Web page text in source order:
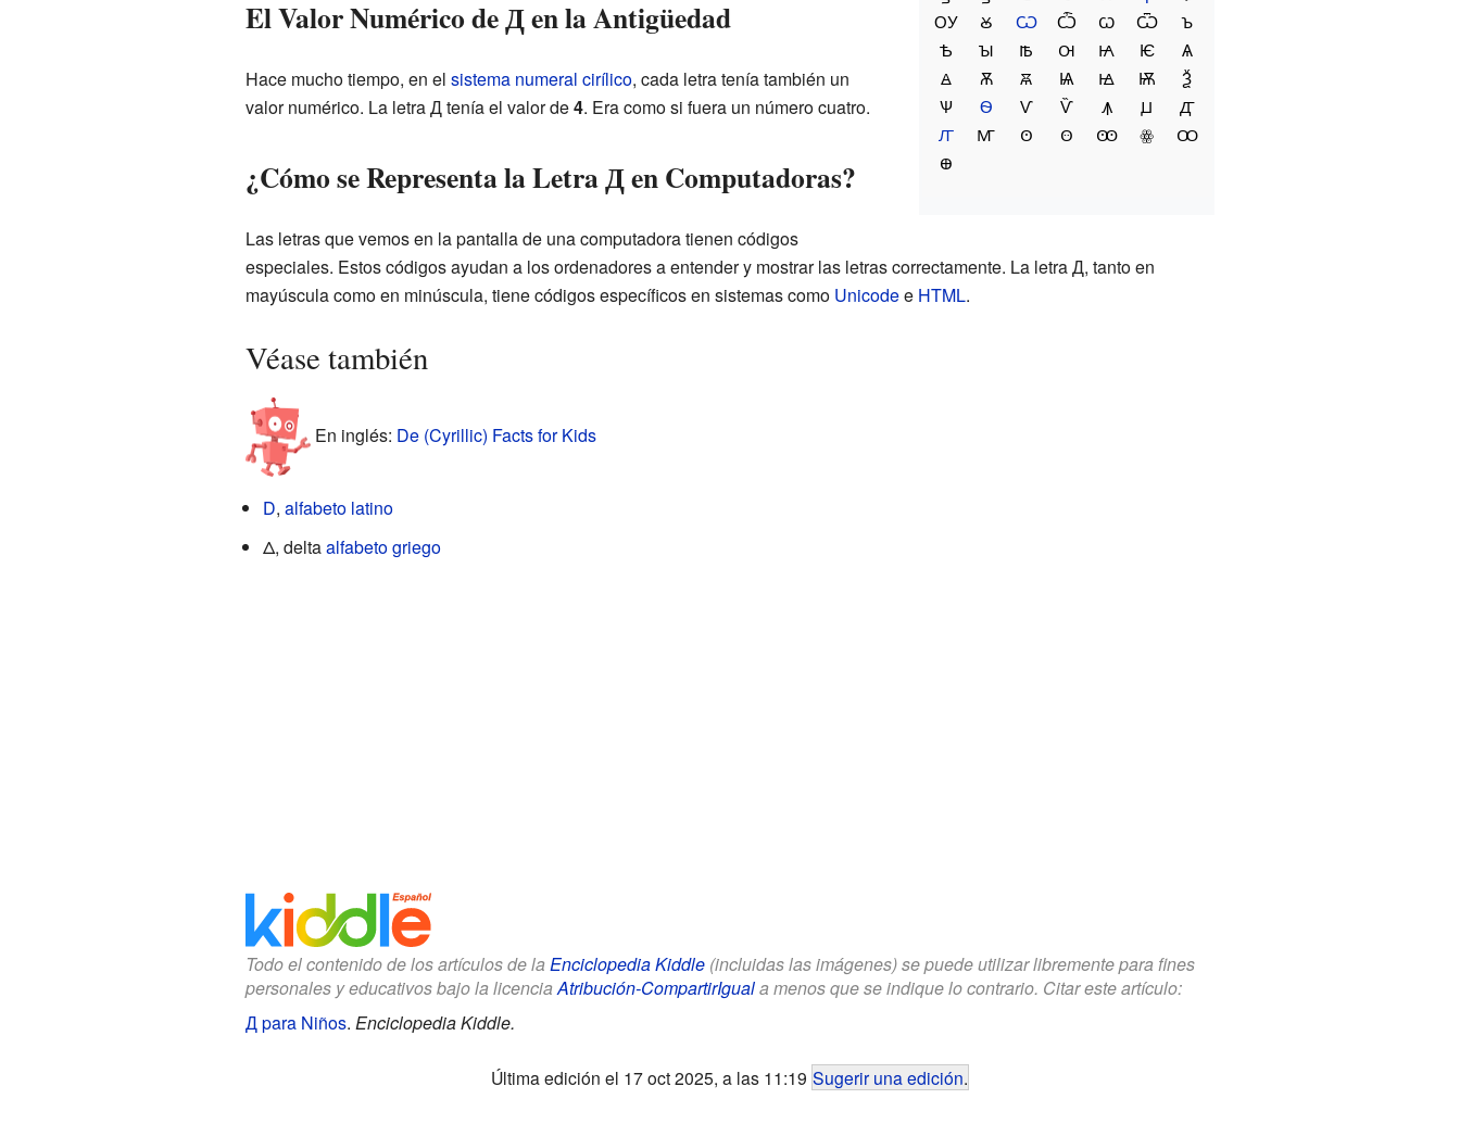
ОУ
Ꙋ Ѡ Ѽ Ꙍ Ѿ
Ꙏ
Ѣ
Ꙑ Ꙓ Ꙕ Ꙗ Ѥ
Ѧ
Ꙙ
Ѫ Ꙛ Ѩ Ꙝ Ѭ
Ѯ
Ѱ
Ѳ Ѵ Ѷ Ꙟ Ꙡ
Ꙣ
Ꙥ
Ꙧ Ꙩ Ꙫ Ꙭ ꙮ
Ꚙ
Ꚛ
El Valor Numérico de Д en la Antigüedad
Hace mucho tiempo, en el sistema numeral cirílico, cada letra tenía también un
valor numérico. La letra Д tenía el valor de4. Era como si fuera un número cuatro.
¿Cómo se Representa la Letra Д en Computadoras?
Las letras que vemos en la pantalla de una computadora tienen códigos
especiales. Estos códigos ayudan a los ordenadores a entender y mostrar las letras correctamente. La letra Д, tanto en
mayúscula como en minúscula, tiene códigos específicos en sistemas como Unicodee HTML.
Véase también
En inglés: De (Cyrillic) Facts for Kids
D, alfabeto latino
Δ, deltaalfabeto griego
Todo el contenido de los artículos de la Enciclopedia Kiddle(incluidas las imágenes) se puede utilizar libremente para fines
personales y educativos bajo la licenciaAtribución-CompartirIguala menos que se indique lo contrario. Citar este artículo:
Д para Niños. Enciclopedia Kiddle.
Última edición el 17 oct 2025, a las 11:19 Sugerir una edición.